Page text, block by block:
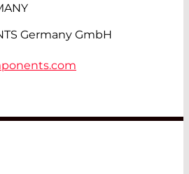
Germany GmbH